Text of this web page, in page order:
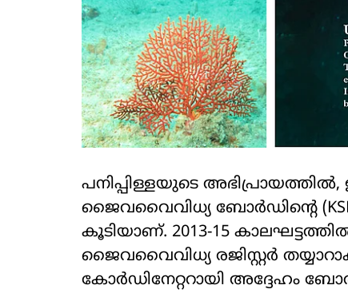
പനിപ്പിള്ളയുടെ
ജൈവവൈവിധ്യ ബോർഡിന്റെ
കൂടിയാണ്. 2013-15
ജൈവവൈവിധ്യ രജിസ്റ്റർ
കോർഡിനേറ്ററായി അദ്ദേഹം